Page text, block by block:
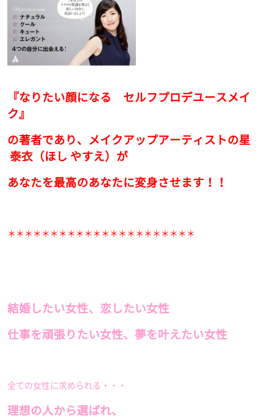
『なりたい顔になる セルフプロデユースメイ
ク』
の著者であり、メイクアップアーティストの星
泰衣（ほし やすえ）が
あなたを最高のあなたに変身させます！！
＊＊＊＊＊＊＊＊＊＊＊＊＊＊＊＊＊＊＊＊＊＊
結婚したい女性、恋したい女性
仕事を頑張りたい女性、夢を叶えたい女性
全ての女性に求められる・・・
理想の人から選ばれ、